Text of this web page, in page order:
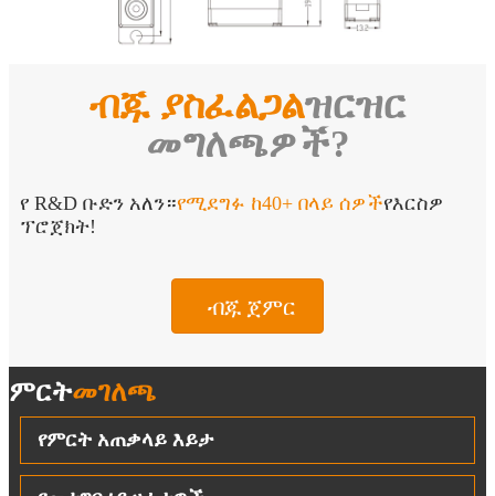
ብጁ ያስፈልጋልዝርዝር
መግለጫዎች?
የ R&D ቡድን አለን።የሚደግፉ ከ40+ በላይ ሰዎችየእርስዎ
ፕሮጀክት!
ብጁ ጀምር
ምርትመገለጫ
የምርት አጠቃላይ እይታ